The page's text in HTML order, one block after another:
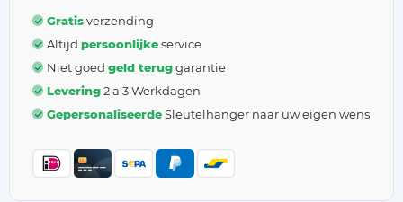
Gratisverzending
Altijd persoonlijkeservice
Niet goed geld teruggarantie
Levering2 a 3 Werkdagen
GepersonaliseerdeSleutelhanger naar uw eigen wens